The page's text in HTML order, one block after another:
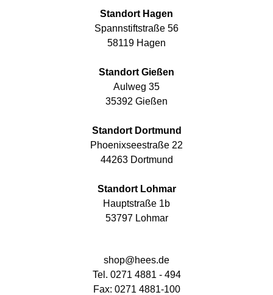
Standort Hagen
Spannstiftstraße 56
58119 Hagen
Standort Gießen
Aulweg 35
35392 Gießen
Standort Dortmund
Phoenixseestraße 22
44263 Dortmund
Standort Lohmar
Hauptstraße 1b
53797 Lohmar
shop@hees.de
Tel. 0271 4881 - 494
Fax: 0271 4881-100